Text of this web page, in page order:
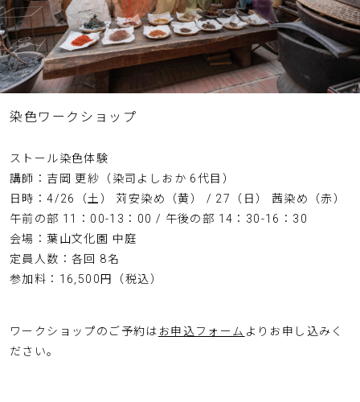
染色ワークショップ
ストール染色体験
講師：吉岡 更紗（染司よしおか 6代目）
日時：4/26（土） 苅安染め（黄） / 27（日） 茜染め（赤）
午前の部 11：00-13：00 / 午後の部 14：30-16：30
会場：葉山文化園 中庭
定員人数：各回 8名
参加料：16,500円（税込）
ワークショップのご予約は お申込フォーム よりお申し込みく
ださい。